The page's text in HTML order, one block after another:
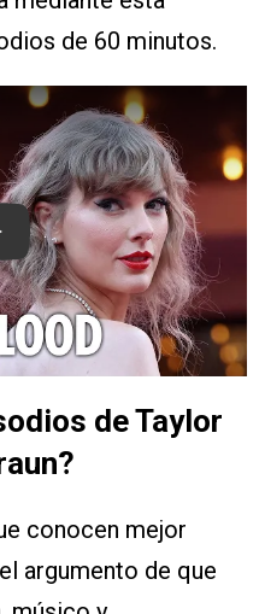
de 60 minutos.
Play
de Taylor
conocen mejor
argumento de que